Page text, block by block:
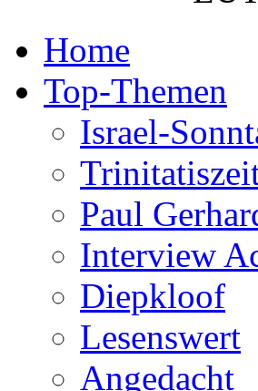
Home
Top-Themen
Israel-
Paul
Interview
Diepkloof
Lesenswert
Angedacht